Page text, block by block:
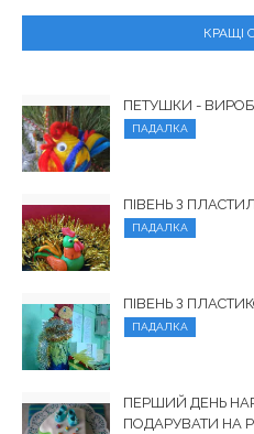
КРАЩІ
ПЕТУШКИ -
ПАДАЛКА
ПІВЕНЬ З
ПАДАЛКА
ПІВЕНЬ З
ПАДАЛКА
ПЕРШИЙ ДЕНЬ
ПОДАРУВАТИ НА